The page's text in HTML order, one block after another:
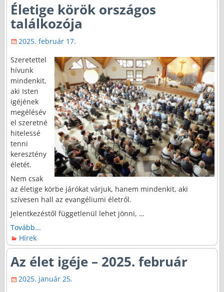
Életige körök országos
találkozója
2025. február 17.
Szeretettel
hívunk
mindenkit,
aki Isten
igéjének
megélésév
el szeretné
hitelessé
tenni
keresztény
életét.
Nem csak
az életige körbe járókat várjuk, hanem mindenkit, aki
szívesen hall az evangéliumi életről.
Jelentkezéstől függetlenül lehet jönni, …
Tovább...
Hírek
Az élet igéje – 2025. február
2025. január 25.